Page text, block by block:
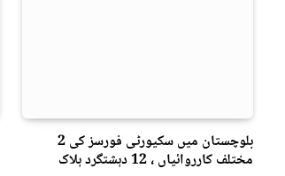
بلوچستان میں سکیورٹی فورسز کی 2
مختلف کارروائیاں ، 12 دہشتگرد ہلاک